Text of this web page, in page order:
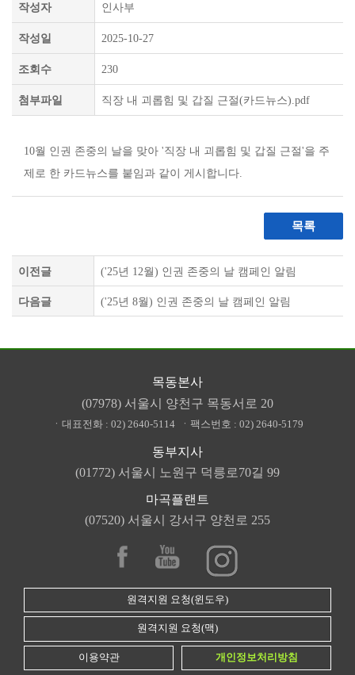
작성자 인사부
작성일 2025-10-27
조회수 230
첨부파일 직장 내 괴롭힘 및 갑질 근절(카드뉴스).pdf
10월 인권 존중의 날을 맞아 '직장 내 괴롭힘 및 갑질 근절'을 주
제로 한 카드뉴스를 붙임과 같이 게시합니다.
목록
이전글 ('25년 12월) 인권 존중의 날 캠페인 알림
다음글 ('25년 8월) 인권 존중의 날 캠페인 알림
목동본사
(07978) 서울시 양천구 목동서로 20
ㆍ대표전화 : 02) 2640-5114 ㆍ팩스번호 : 02) 2640-5179
동부지사
(01772) 서울시 노원구 덕릉로70길 99
마곡플랜트
(07520) 서울시 강서구 양천로 255
원격지원 요청(윈도우)
원격지원 요청(맥)
이용약관 개인정보처리방침